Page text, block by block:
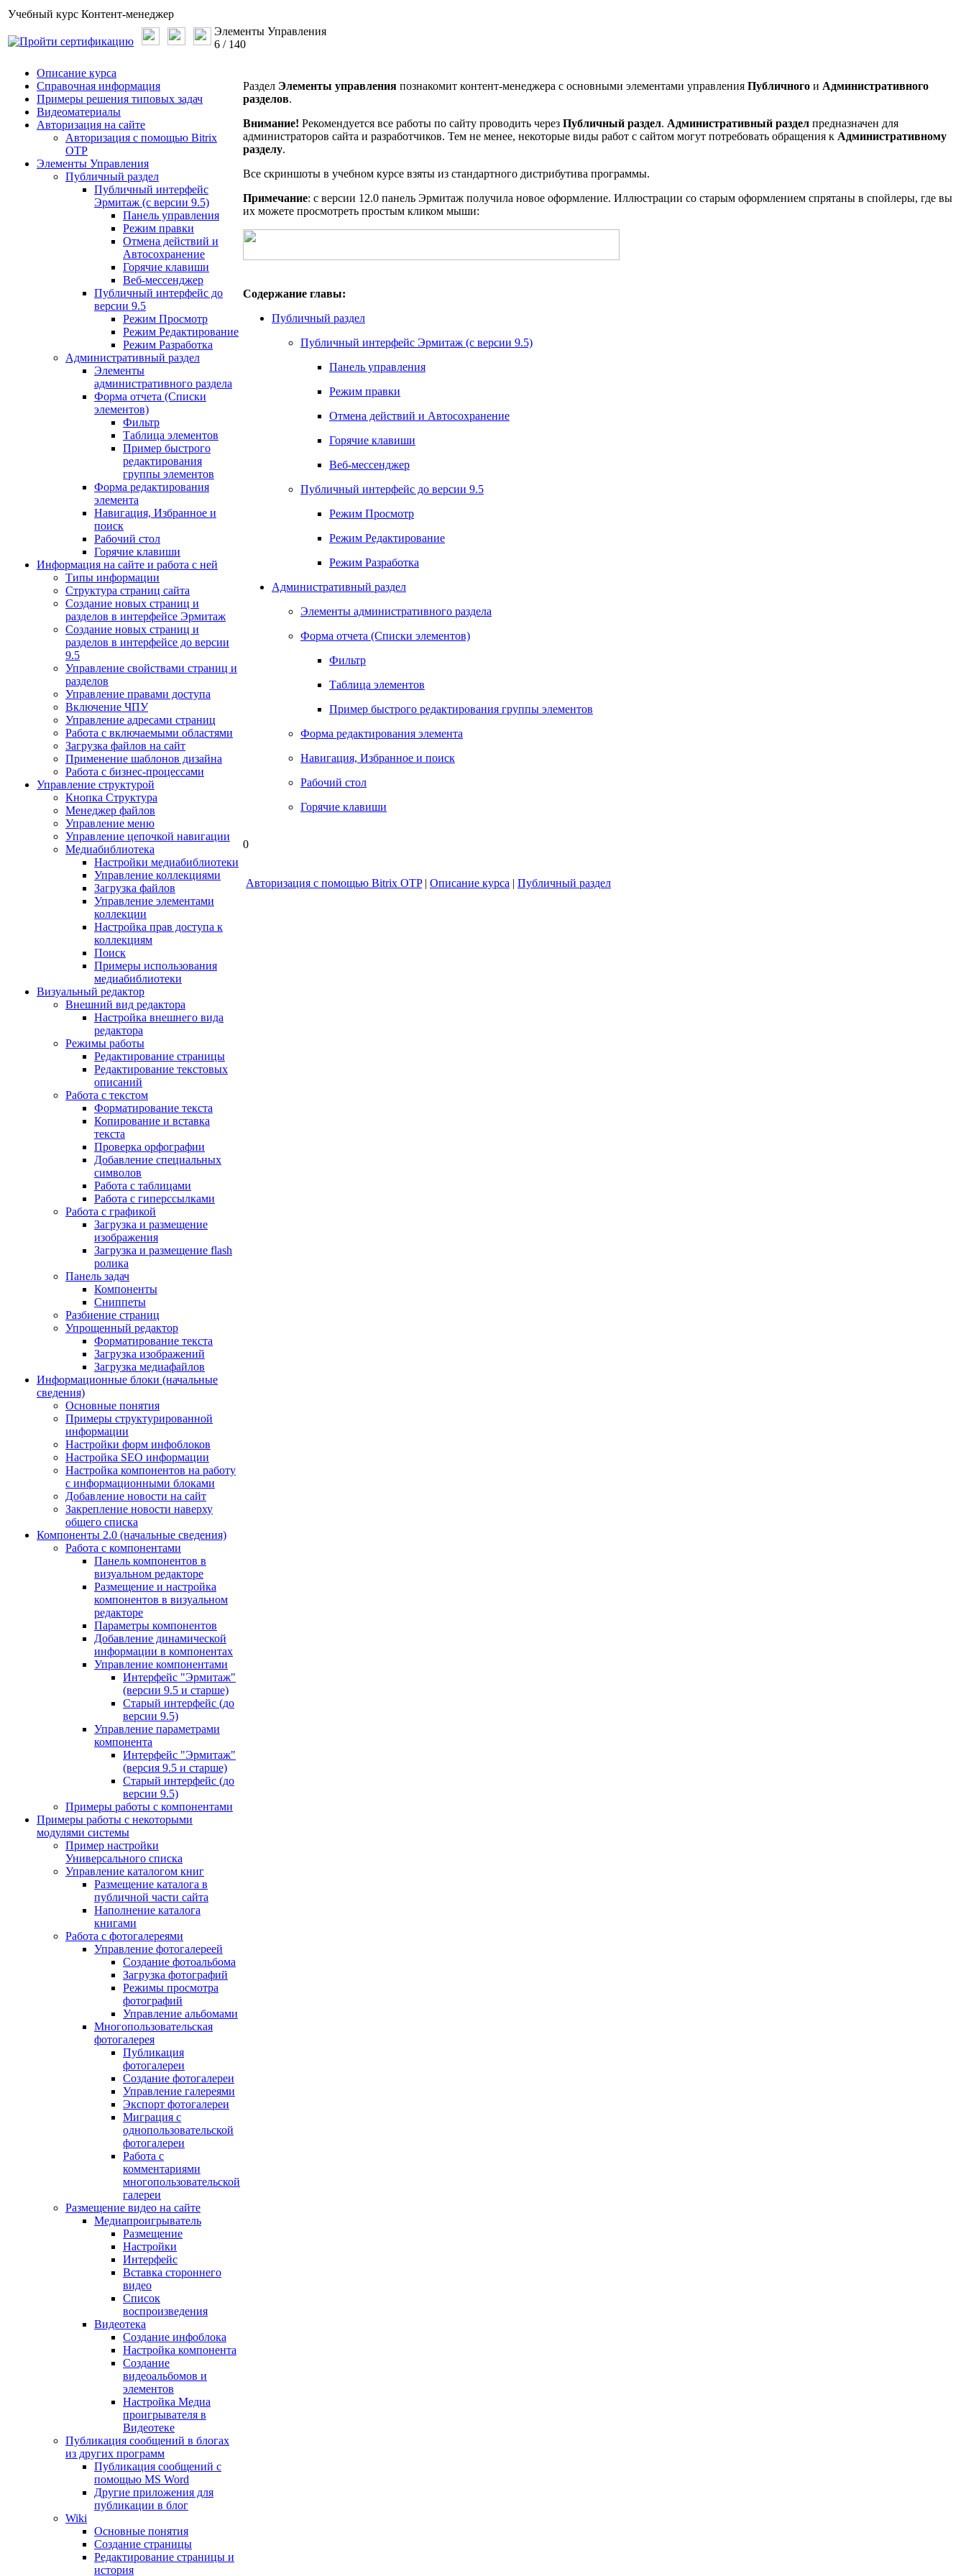
Учебный курс Контент-менеджер
Элементы Управления
6 / 140
Описание курса
Справочная информация
Примеры решения типовых задач
Видеоматериалы
Авторизация на сайте
Авторизация с помощью Bitrix
OTP
Элементы Управления
Публичный раздел
Публичный интерфейс
Эрмитаж (с версии 9.5)
Панель управления
Режим правки
Отмена действий и
Автосохранение
Горячие клавиши
Веб-мессенджер
Публичный интерфейс до
версии 9.5
Режим Просмотр
Режим Редактирование
Режим Разработка
Административный раздел
Элементы
административного раздела
Форма отчета (Списки
элементов)
Фильтр
Таблица элементов
Пример быстрого
редактирования
группы элементов
Форма редактирования
элемента
Навигация, Избранное и
поиск
Рабочий стол
Горячие клавиши
Информация на сайте и работа с ней
Типы информации
Структура страниц сайта
Создание новых страниц и
разделов в интерфейсе Эрмитаж
Создание новых страниц и
разделов в интерфейсе до версии
9.5
Управление свойствами страниц и
разделов
Управление правами доступа
Включение ЧПУ
Управление адресами страниц
Работа с включаемыми областями
Загрузка файлов на сайт
Применение шаблонов дизайна
Работа с бизнес-процессами
Управление структурой
Кнопка Структура
Менеджер файлов
Управление меню
Управление цепочкой навигации
Медиабиблиотека
Настройки медиабиблиотеки
Управление коллекциями
Загрузка файлов
Управление элементами
коллекции
Настройка прав доступа к
коллекциям
Поиск
Примеры использования
медиабиблиотеки
Визуальный редактор
Внешний вид редактора
Настройка внешнего вида
редактора
Режимы работы
Редактирование страницы
Редактирование текстовых
описаний
Работа с текстом
Форматирование текста
Копирование и вставка
текста
Проверка орфографии
Добавление специальных
символов
Работа с таблицами
Работа с гиперссылками
Работа с графикой
Загрузка и размещение
изображения
Загрузка и размещение flash
ролика
Панель задач
Компоненты
Сниппеты
Разбиение страниц
Упрощенный редактор
Форматирование текста
Загрузка изображений
Загрузка медиафайлов
Информационные блоки (начальные
сведения)
Основные понятия
Примеры структурированной
информации
Настройки форм инфоблоков
Настройка SEO информации
Настройка компонентов на работу
с информационными блоками
Добавление новости на сайт
Закрепление новости наверху
общего списка
Компоненты 2.0 (начальные сведения)
Работа с компонентами
Панель компонентов в
визуальном редакторе
Размещение и настройка
компонентов в визуальном
редакторе
Параметры компонентов
Добавление динамической
информации в компонентах
Управление компонентами
Интерфейс "Эрмитаж"
(версии 9.5 и старше)
Старый интерфейс (до
версии 9.5)
Управление параметрами
компонента
Интерфейс "Эрмитаж"
(версия 9.5 и старше)
Старый интерфейс (до
версии 9.5)
Примеры работы с компонентами
Примеры работы с некоторыми
модулями системы
Пример настройки
Универсального списка
Управление каталогом книг
Размещение каталога в
публичной части сайта
Наполнение каталога
книгами
Работа с фотогалереями
Управление фотогалереей
Создание фотоальбома
Загрузка фотографий
Режимы просмотра
фотографий
Управление альбомами
Многопользовательская
фотогалерея
Публикация
фотогалереи
Создание фотогалереи
Управление галереями
Экспорт фотогалереи
Миграция с
однопользовательской
фотогалереи
Работа с
комментариями
многопользовательской
галереи
Размещение видео на сайте
Медиапроигрыватель
Размещение
Настройки
Интерфейс
Вставка стороннего
видео
Список
воспроизведения
Видеотека
Создание инфоблока
Настройка компонента
Создание
видеоальбомов и
элементов
Настройка Медиа
проигрывателя в
Видеотеке
Публикация сообщений в блогах
из других программ
Публикация сообщений с
помощью MS Word
Другие приложения для
публикации в блог
Wiki
Основные понятия
Создание страницы
Редактирование страницы и
история
Раздел Элементы управления познакомит контент-менеджера с основными элементами управления Публичного и Административного
разделов.
Внимание! Рекомендуется все работы по сайту проводить через Публичный раздел. Административный раздел предназначен для
администраторов сайта и разработчиков. Тем не менее, некоторые виды работ с сайтом могут потребовать обращения к Административному
разделу.
Все скриншоты в учебном курсе взяты из стандартного дистрибутива программы.
Примечание: с версии 12.0 панель Эрмитаж получила новое оформление. Иллюстрации со старым оформлением спрятаны в спойлеры, где вы
их можете просмотреть простым кликом мыши:
Содержание главы:
Публичный раздел
Публичный интерфейс Эрмитаж (с версии 9.5)
Панель управления
Режим правки
Отмена действий и Автосохранение
Горячие клавиши
Веб-мессенджер
Публичный интерфейс до версии 9.5
Режим Просмотр
Режим Редактирование
Режим Разработка
Административный раздел
Элементы административного раздела
Форма отчета (Списки элементов)
Фильтр
Таблица элементов
Пример быстрого редактирования группы элементов
Форма редактирования элемента
Навигация, Избранное и поиск
Рабочий стол
Горячие клавиши
0
Авторизация с помощью Bitrix OTP| Описание курса | Публичный раздел